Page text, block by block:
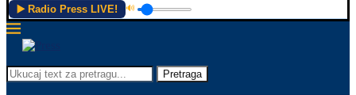
▶️ Radio Press LIVE! 🔊
Pretraga